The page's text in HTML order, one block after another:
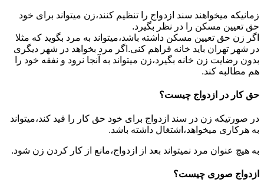
زمانیکه میخواهند سند ازدواج را تنظیم کنند،زن میتواند برای خود
حق تعیین مسکن را در نظر بگیرد.
اگر زن حق تعیین مسکن داشته باشد،میتواند به مرد بگوید که مثلا
در شهر تهران باید خانه فراهم کنی.اگر مرد بخواهد در شهر دیگری
بدون رضایت زن خانه بگیرد،زن میتواند به آنجا نرود و نفقه خود را
هم مطالبه کند.
حق کار در ازدواج چیست؟
در صورتیکه زن در سند ازدواج برای خود حق کار را قید کند،میتواند
به هرکاری میخواهد،اشتغال داشته باشد.
به هیچ عنوان مرد نمیتواند بعد از ازدواج،مانع از کار کردن زن شود.
ازدواج صوری چیست؟